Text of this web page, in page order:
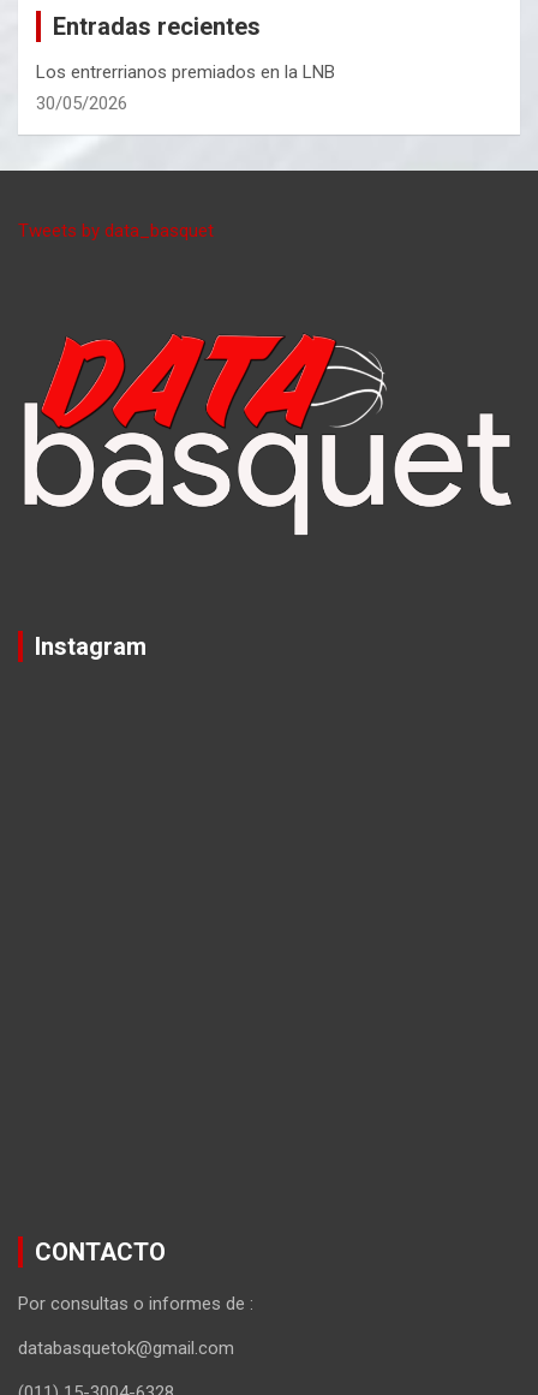
Entradas recientes
Los entrerrianos premiados en la LNB
30/05/2026
Tweets by data_basquet
Instagram
CONTACTO
Por consultas o informes de :
databasquetok@gmail.com